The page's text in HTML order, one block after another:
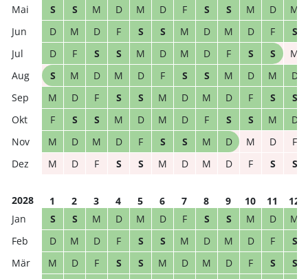
S
S M D M D F S S M D
M
D
M D F S S M D M D F
S
D
F S S M D M D F S S
M
S
M D M D F S S M D M
D
M
D F S S M D M D F S
S
F
S S M D M D F S S M
D
M
D M D F S S M D M D
F
M
D F S S M D M D F S S
2028 1 2 3 4 5 6 7 8 9 10 11
12
S
S M D M D F S S M D
M
D
M D F S S M D M D F
S
M
D F S S M D M D F S
S